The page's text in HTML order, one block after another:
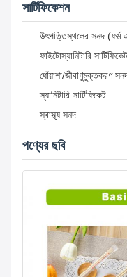
সার্টিফিকেশন
উৎপত্তিস্থলের সনদ (ফর্ম
ফাইটোস্যানিটারি সার্টিফিকেট
ধোঁয়াশা/জীবাণুমুক্তকরণ
স্যানিটারি সার্টিফিকেট
স্বাস্থ্য সনদ
পণ্যের ছবি